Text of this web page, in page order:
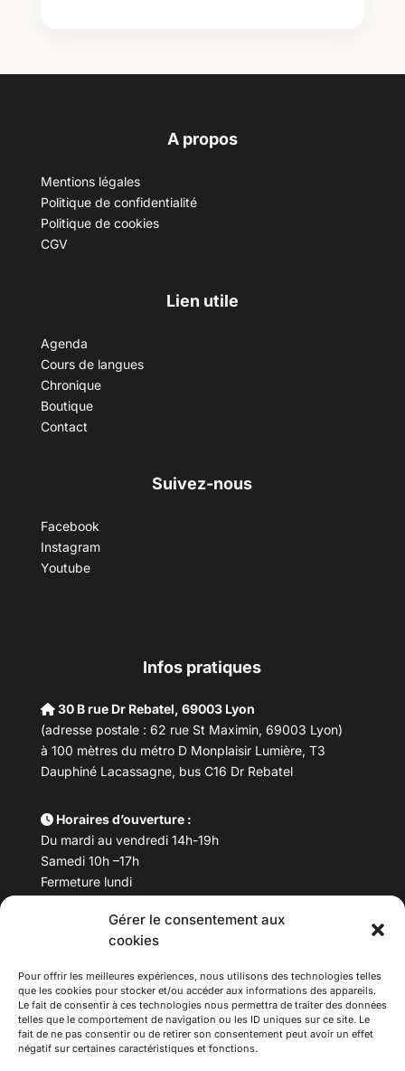
Gérer le consentement aux
cookies
Pour offrir les meilleures expériences, nous utilisons des technologies telles
que les cookies pour stocker et/ou accéder aux informations des appareils.
Le fait de consentir à ces technologies nous permettra de traiter des données
telles que le comportement de navigation ou les ID uniques sur ce site. Le
fait de ne pas consentir ou de retirer son consentement peut avoir un effet
négatif sur certaines caractéristiques et fonctions.
A propos
Mentions légales
Politique de confidentialité
Politique de cookies
CGV
Lien utile
Agenda
Cours de langues
Chronique
Boutique
Contact
Suivez-nous
Facebook
Instagram
Youtube
Infos pratiques
30 B rue Dr Rebatel, 69003 Lyon
(adresse postale : 62 rue St Maximin, 69003 Lyon)
à 100 mètres du métro D Monplaisir Lumière, T3
Dauphiné Lacassagne, bus C16 Dr Rebatel
Horaires d’ouverture :
Du mardi au vendredi 14h-19h
Samedi 10h –17h
Fermeture lundi
Téléphone : 04 78 53 06 40
maisondesculturesasiatiques@asiexpo.com